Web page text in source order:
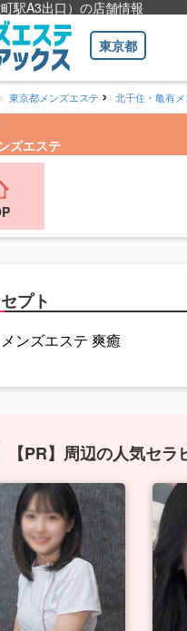
駅A3出口）の店舗情報
東京都
東京都メンズエステ 北千住・亀有
ズエステ
プト
ンズエステ 爽癒
【PR】周辺の人気セラ